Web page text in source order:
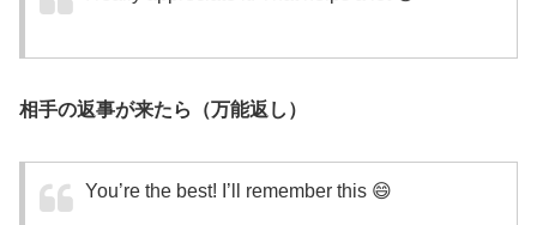
相手の返事が来たら（万能返し）
You’re the best! I’ll remember this 😄